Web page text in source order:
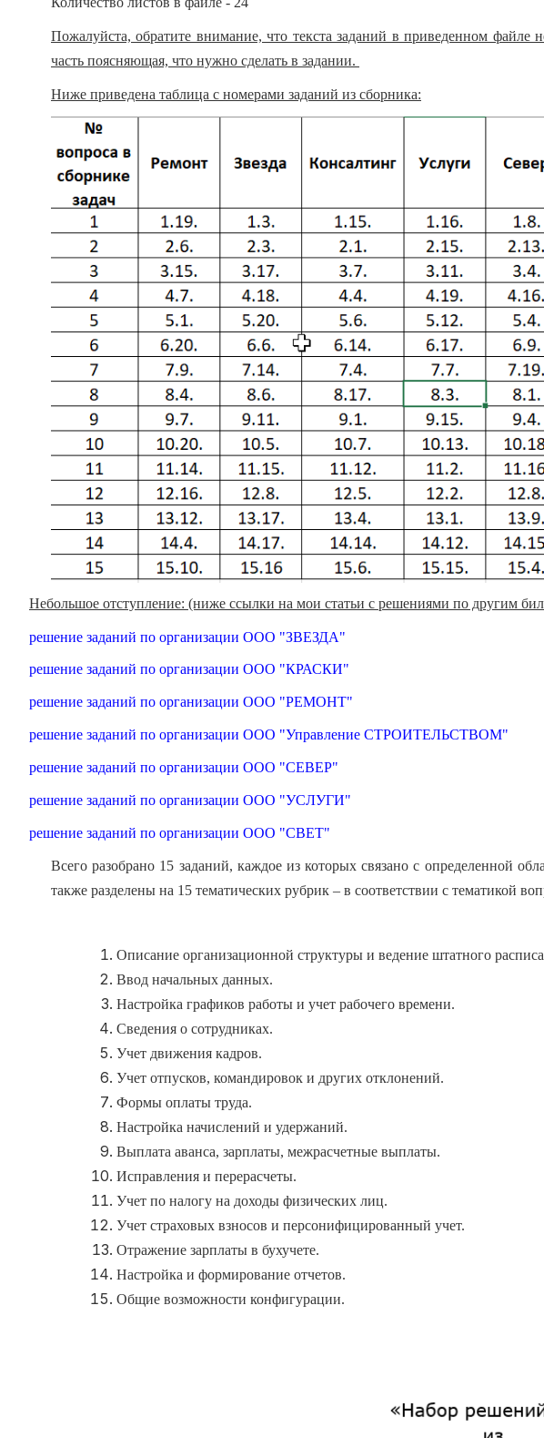
Пожалуйста, обратите внимание, что текста заданий в приведенном файле
часть поясняющая, что нужно сделать в задании.
Ниже приведена таблица с номерами заданий из сборника:
Небольшое отступление: (ниже ссылки на мои статьи с решениями по другим
решение заданий по организации ООО "ЗВЕЗДА"
решение заданий по организации ООО "КРАСКИ"
решение заданий по организации ООО "РЕМОНТ"
решение заданий по организации ООО "Управление СТРОИТЕЛЬСТВОМ"
решение заданий по организации ООО "СЕВЕР"
решение заданий по организации ООО "УСЛУГИ"
решение заданий по организации ООО "СВЕТ"
Всего разобрано 15 заданий, каждое из которых связано с определенной
также разделены на 15 тематических рубрик – в соответствии с тематикой
Описание организационной структуры и ведение штатного
Ввод начальных данных.
Настройка графиков работы и учет рабочего времени.
Сведения о сотрудниках.
Учет движения кадров.
Учет отпусков, командировок и других отклонений.
Формы оплаты труда.
Настройка начислений и удержаний.
Выплата аванса, зарплаты, межрасчетные выплаты.
Исправления и перерасчеты.
Учет по налогу на доходы физических лиц.
Учет страховых взносов и персонифицированный учет.
Отражение зарплаты в бухучете.
Настройка и формирование отчетов.
Общие возможности конфигурации.